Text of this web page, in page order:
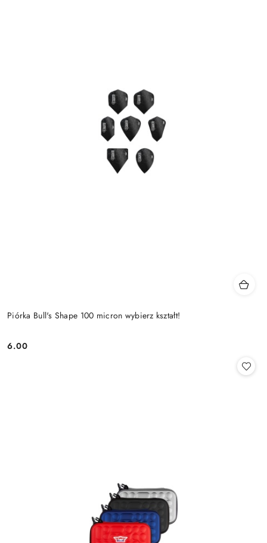
Piórka Bull's Shape 100 micron wybierz kształt!
Cena:
6.00